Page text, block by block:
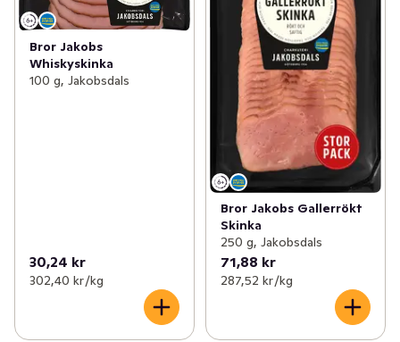
Bror Jakobs
Whiskyskinka
100 g, Jakobsdals
30,24 kr
302,40 kr /kg
Bror Jakobs Gallerrökt
Skinka
250 g, Jakobsdals
71,88 kr
287,52 kr /kg